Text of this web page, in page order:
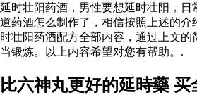
延时壮阳药酒，男性要想延时壮阳，
道药酒怎么制作了，相信按照上述的
时壮阳药酒配方全部内容，通过上文
当锻炼。以上内容希望对您有帮助。.
比六神丸更好的延時藥